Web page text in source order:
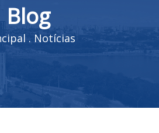
Blog
. Notícias